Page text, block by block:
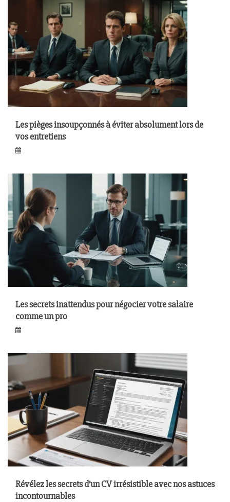
Les pièges insoupçonnés à éviter absolument lors de
vos entretiens
Les secrets inattendus pour négocier votre salaire
comme un pro
Révélez les secrets d’un CV irrésistible avec nos astuces
incontournables